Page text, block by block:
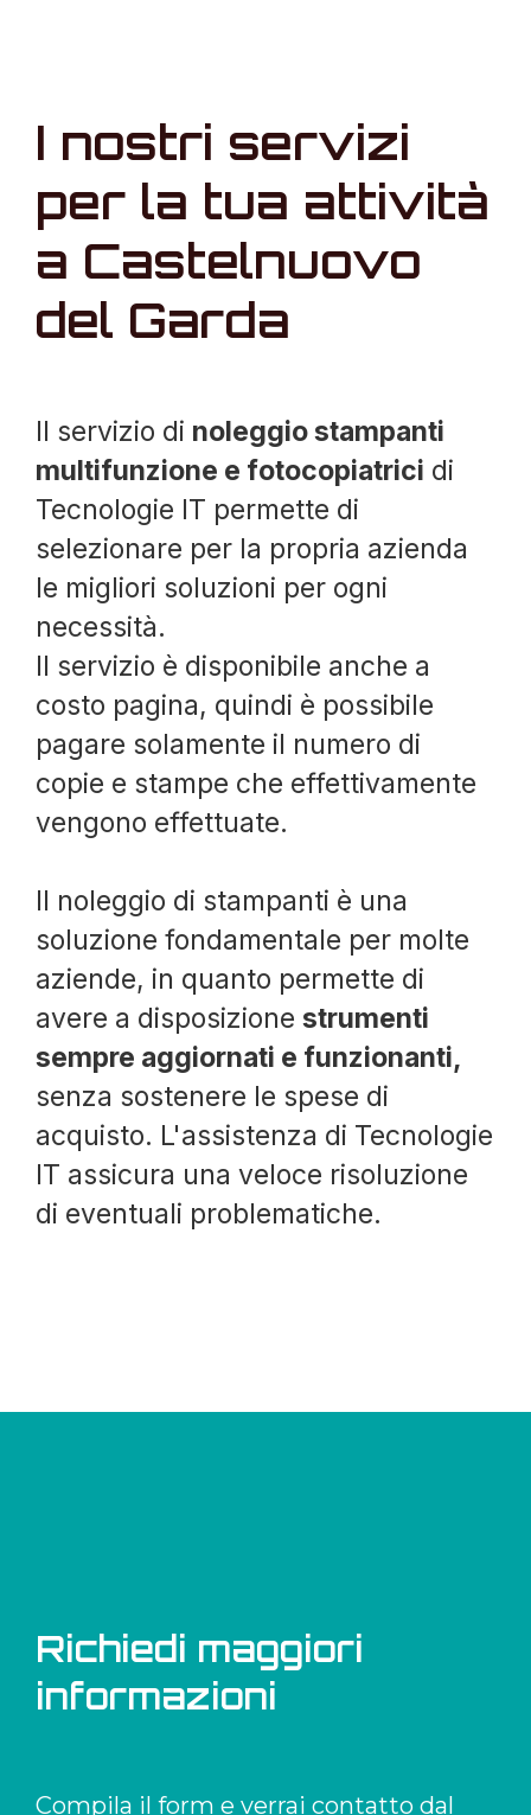
I nostri servizi
per la tua attività
a Castelnuovo
del Garda
Il servizio di noleggio stampanti
multifunzione e fotocopiatrici di
Tecnologie IT permette di
selezionare per la propria azienda
le migliori soluzioni per ogni
necessità.
Il servizio è disponibile anche a
costo pagina, quindi è possibile
pagare solamente il numero di
copie e stampe che effettivamente
vengono effettuate.
Il noleggio di stampanti è una
soluzione fondamentale per molte
aziende, in quanto permette di
avere a disposizione strumenti
sempre aggiornati e funzionanti,
senza sostenere le spese di
acquisto. L'assistenza di Tecnologie
IT assicura una veloce risoluzione
di eventuali problematiche.
Richiedi maggiori
informazioni
Compila il form e verrai contatto dal